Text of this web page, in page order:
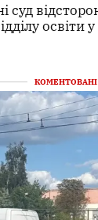
суд
освіти
КОМЕНТОВАНІ